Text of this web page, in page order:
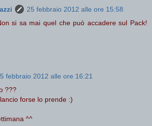
25 febbraio 2012 alle ore 15:58
si sa mai quel che può accadere sul Pack!
febbraio 2012 alle ore 16:21
???
forse lo prende :)
^^